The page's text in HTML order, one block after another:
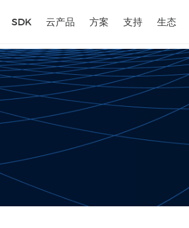
SDK 云产品 方案 支持 生态